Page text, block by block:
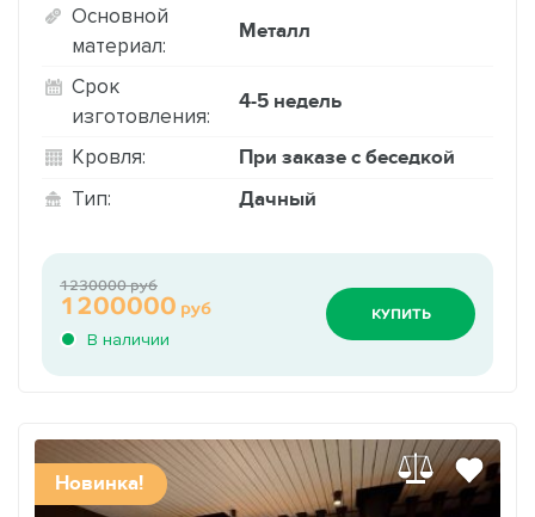
Основной
материал:
Металл
Срок
изготовления:
4-5 недель
Кровля: При заказе с беседкой
Тип: Дачный
В наличии
1200000 руб
1230000 руб
КУПИТЬ
Новинка!